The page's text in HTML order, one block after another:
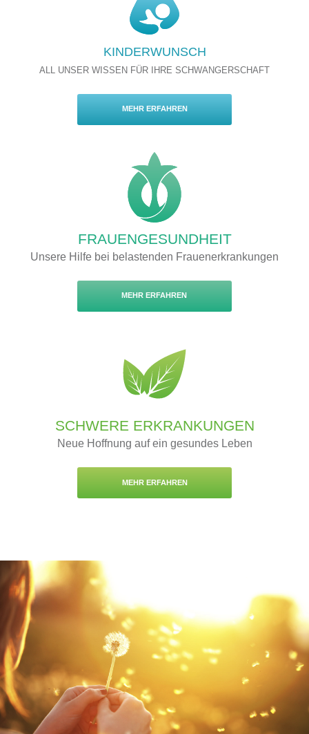
KINDERWUNSCH
ALL UNSER WISSEN FÜR IHRE SCHWANGERSCHAFT
MEHR ERFAHREN
FRAUENGESUNDHEIT
Unsere Hilfe bei belastenden Frauenerkrankungen
MEHR ERFAHREN
SCHWERE ERKRANKUNGEN
Neue Hoffnung auf ein gesundes Leben
MEHR ERFAHREN